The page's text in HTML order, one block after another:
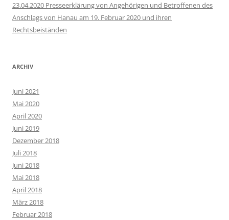
23.04.2020 Presseerklärung von Angehörigen und Betroffenen des
Anschlags von Hanau am 19. Februar 2020 und ihren
Rechtsbeiständen
ARCHIV
Juni 2021
Mai 2020
April 2020
Juni 2019
Dezember 2018
Juli 2018
Juni 2018
Mai 2018
April 2018
März 2018
Februar 2018